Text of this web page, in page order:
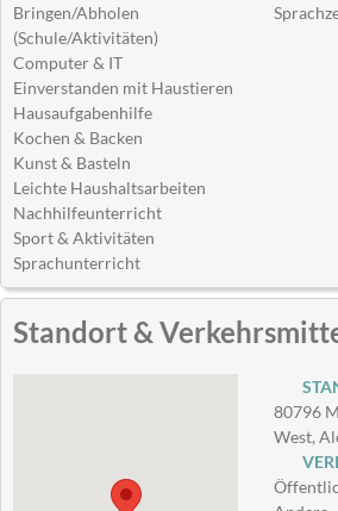
Bringen/Abholen
(Schule/Aktivitäten)
Computer & IT
Einverstanden mit Haustieren
Hausaufgabenhilfe
Kochen & Backen
Kunst & Basteln
Leichte Haushaltsarbeiten
Nachhilfeunterricht
Sport & Aktivitäten
Sprachunterricht
Standort &
80796
West,